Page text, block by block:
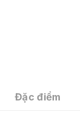
Đặc điểm